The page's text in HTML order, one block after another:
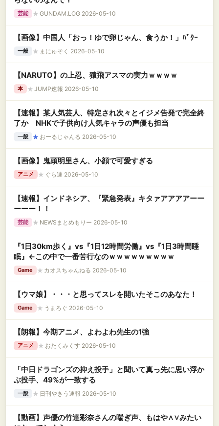
芸能 ★ GUNDAM.LOG 2026-05-10
【画像】中国人「おっ！ゆで卵じゃん、食うか！」ﾊﾟｸｰ
一般 ★ まにゅそく 2026-05-10
【NARUTO】の上忍、猿飛アスマの実力ｗｗｗｗ
本 ★ JUMP速報 2026-05-10
【速報】某人気芸人、特定され次々とイジメ告発で完全終
了か NHKで子供向け人気キャラの声優も担当
一般 ★ おーるじゃんる 2026-05-10
【画像】鬼頭明里さん、小顔で可愛すぎる
アニメ ★ ぐら速 2026-05-10
【速報】インドネシア、『緊急発表』キタァアアアアーー
ーーー！！
芸能 ★ NEWSまとめもりー 2026-05-10
『1日30km歩く』vs『1日12時間労働』vs『1日3時間睡
眠』←この中で一番苦行なのｗｗｗｗｗｗｗｗｗ
Game ★ カオスちゃんねる 2026-05-10
【ウマ娘】・・・と思ってスレを開いたそこのあなた！
Game ★ うまろぐ 2026-05-10
【朗報】今期アニメ、よわよわ先生の1強
アニメ ★ おたくみくす 2026-05-10
「中日ドラゴンズの抑え投手」と聞いて真っ先に思い浮か
ぶ投手、49%が一致する
一般 ★ 日刊やきう速報 2026-05-10
【動画】声優の竹達彩奈さんの喘ぎ声、もはや∧∨みたい